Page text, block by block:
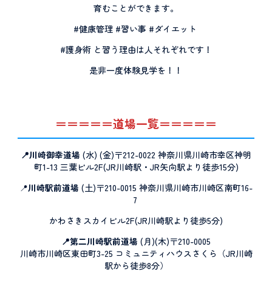
育むことができます。
#健康管理 #習い事 #ダイエット
#護身術 と習う理由は人それぞれです！
是非一度体験見学を！！
＝＝＝＝＝道場一覧＝＝＝＝＝
📍川崎御幸道場 (水) (金)〒212-0022 神奈川県川崎市幸区神明
町1-13 三葉ビル2F(JR川崎駅・JR矢向駅より徒歩15分)
📍川崎駅前道場 (土)〒210-0015 神奈川県川崎市川崎区南町16-
7
かわさきスカイビル2F(JR川崎駅より徒歩5分)
📍第二川崎駅前道場 (月)(木)〒210-0005
川崎市川崎区東田町3-25 コミュニティハウスさくら（JR川崎
駅から徒歩8分）